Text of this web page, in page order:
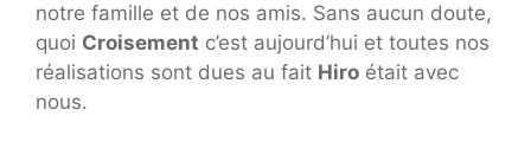
notre famille et de nos amis. Sans aucun doute,
quoi Croisement c’est aujourd’hui et toutes nos
réalisations sont dues au fait Hiro était avec
nous.